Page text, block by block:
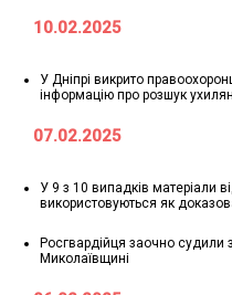
10.02.2025
У Дніпрі викрито
інформацію про розшук
07.02.2025
У 9 з 10 випадків матеріали
використовуються як
Росгвардійця заочно судили
Миколаївщині